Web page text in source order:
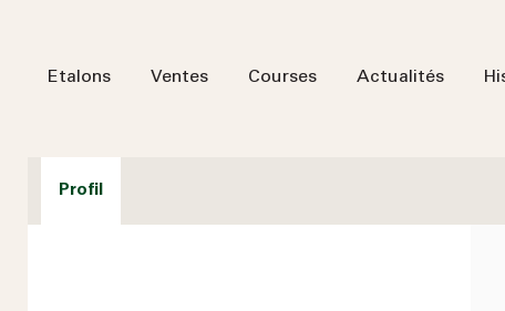
Etalons Ventes Courses Actualités
Profil